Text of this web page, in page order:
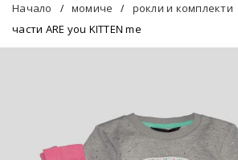
Начало / момиче / рокли и комплекти
части ARE you KITTEN me